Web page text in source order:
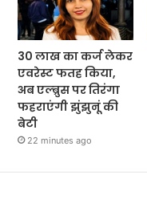
30 लाख का कर्ज लेकर
एवरेस्ट फतह किया,
अब एल्ब्रुस पर तिरंगा
फहराएंगी झुंझुनूं की
बेटी
22 minutes ago